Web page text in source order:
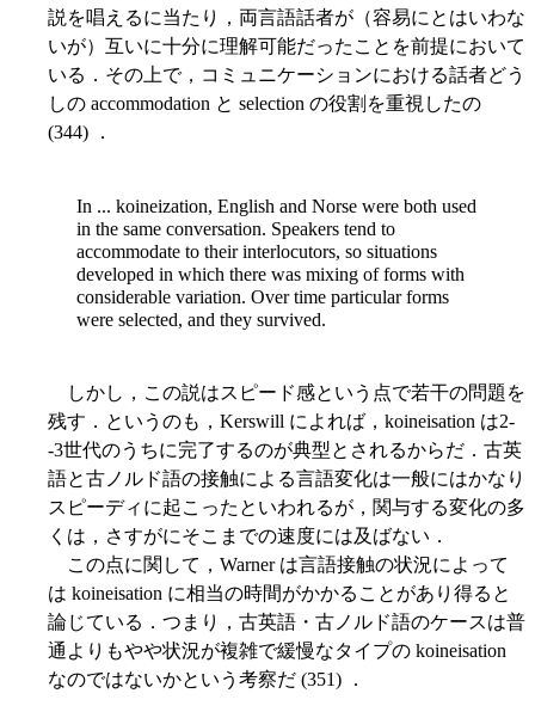
説を唱えるに当たり，両言語話者が（容易にとはいわな
いが）互いに十分に理解可能だったことを前提において
いる．その上で，コミュニケーションにおける話者どう
しの accommodation と selection の役割を重視したの
(344) ．
In ... koineization, English and Norse were both used
in the same conversation. Speakers tend to
accommodate to their interlocutors, so situations
developed in which there was mixing of forms with
considerable variation. Over time particular forms
were selected, and they survived.
しかし，この説はスピード感という点で若干の問題を
残す．というのも，Kerswill によれば，koineisation は2-
-3世代のうちに完了するのが典型とされるからだ．古英
語と古ノルド語の接触による言語変化は一般にはかなり
スピーディに起こったといわれるが，関与する変化の多
くは，さすがにそこまでの速度には及ばない．
この点に関して，Warner は言語接触の状況によって
は koineisation に相当の時間がかかることがあり得ると
論じている．つまり，古英語・古ノルド語のケースは普
通よりもやや状況が複雑で緩慢なタイプの koineisation
なのではないかという考察だ (351) ．